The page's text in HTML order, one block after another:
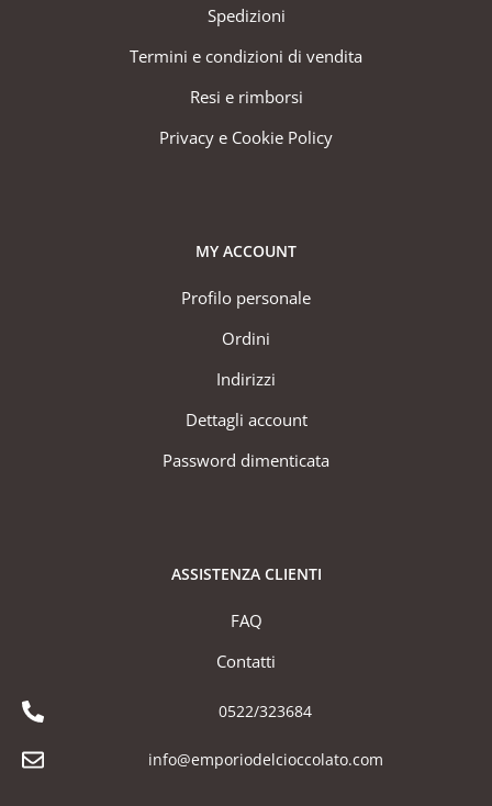
Spedizioni
Termini e condizioni di vendita
Resi e rimborsi
Privacy e Cookie Policy
MY ACCOUNT
Profilo personale
Ordini
Indirizzi
Dettagli account
Password dimenticata
ASSISTENZA CLIENTI
FAQ
Contatti
0522/323684
info@emporiodelcioccolato.com